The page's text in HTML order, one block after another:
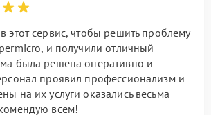
этот сервис, чтобы решить проблему
и получили отличный
была решена оперативно и
проявил профессионализм и
на их услуги оказались весьма
всем!